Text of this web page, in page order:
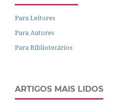
Para Leitores
Para Autores
Para Bibliotecários
ARTIGOS MAIS LIDOS